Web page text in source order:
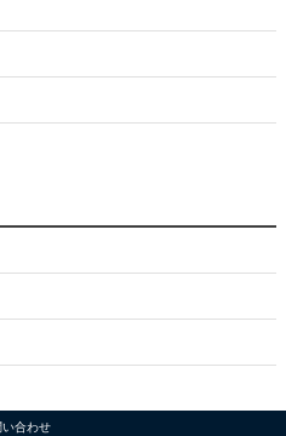
合わせ